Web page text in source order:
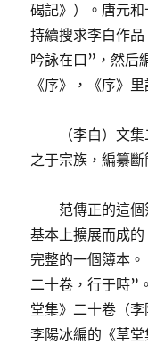
碣記》）。唐元
持續搜求李白作
吟詠在口”，然后
《序》，《序》里
（李白）文
之于宗族，編纂斷
范傳正的這
基本上擴展而成
完整的一個簿本
二十卷，行于時”
堂集》二十卷（
李陽冰編的《草